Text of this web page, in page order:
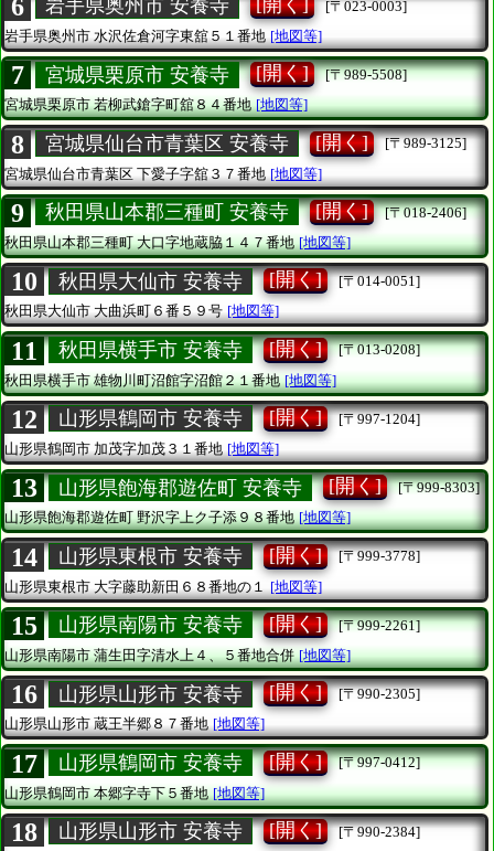
6 岩手県奥州市 安養寺 [開く]
[〒023-0003]
岩手県奥州市 水沢佐倉河字東舘５１番地 [地図等]
7 宮城県栗原市 安養寺 [開く]
[〒989-5508]
宮城県栗原市若柳武鎗字町舘８４番地 [地図等]
8 宮城県仙台市青葉区 安養寺 [開く]
[〒989-3125]
宮城県仙台市青葉区 下愛子字舘３７番地 [地図等]
9 秋田県山本郡三種町 安養寺 [開く]
[〒018-2406]
秋田県山本郡三種町大口字地蔵脇１４７番地 [地図等]
10 秋田県大仙市 安養寺 [開く]
[〒014-0051]
秋田県大仙市大曲浜町６番５９号 [地図等]
11 秋田県横手市 安養寺 [開く]
[〒013-0208]
秋田県横手市雄物川町沼館字沼館２１番地 [地図等]
12 山形県鶴岡市 安養寺 [開く]
[〒997-1204]
山形県鶴岡市 加茂字加茂３１番地 [地図等]
13 山形県飽海郡遊佐町 安養寺 [開く]
[〒999-8303]
山形県飽海郡遊佐町野沢字上ク子添９８番地 [地図等]
14 山形県東根市 安養寺 [開く]
[〒999-3778]
山形県東根市 大字藤助新田６８番地の１ [地図等]
15 山形県南陽市 安養寺 [開く]
[〒999-2261]
山形県南陽市蒲生田字清水上４、５番地合併 [地図等]
16 山形県山形市 安養寺 [開く]
[〒990-2305]
山形県山形市蔵王半郷８７番地 [地図等]
17 山形県鶴岡市 安養寺 [開く]
[〒997-0412]
山形県鶴岡市本郷字寺下５番地 [地図等]
18 山形県山形市 安養寺 [開く]
[〒990-2384]